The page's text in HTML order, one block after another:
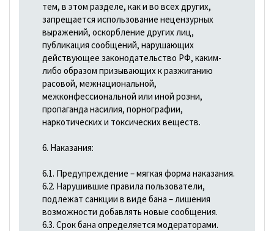
тем, в этом разделе, как и во всех других,
запрещается использование нецензурных
выражений, оскорбление других лиц,
публикация сообщений, нарушающих
действующее законодательство РФ, каким-
либо образом призывающих к разжиганию
расовой, межнациональной,
межконфессиональной или иной розни,
пропаганда насилия, порнографии,
наркотических и токсических веществ.
6. Наказания:
6.1. Предупреждение – мягкая форма наказания.
6.2. Нарушившие правила пользователи,
подлежат санкции в виде бана – лишения
возможности добавлять новые сообщения.
6.3. Срок бана определяется модераторами.